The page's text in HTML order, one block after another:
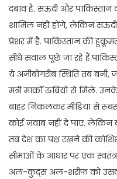
दबाव है. सऊदी और
शामिल नहीं होंगे, लेकिन सऊदी
प्रेशर में है. पाकिस्तान की
सीधे सवाल पूछे जा रहे
ये अजीबोगरीब स्थिति तब बनी,
मंत्री मार्को रुबियो से मिले.
बाहर निकलकर मीडिया से
कोई जवाब नहीं दे पाए. लेकिन
तब देश का पक्ष रखने की
सीमाओं के आधार पर एक स्वतंत्र
अल-कुद्स अल-शरीफ को उसकी